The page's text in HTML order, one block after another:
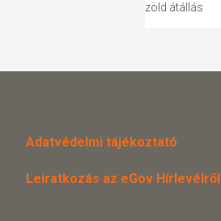
zöld átállás
Adatvédelmi tájékoztató
Leiratkozás az eGov Hírlevélről